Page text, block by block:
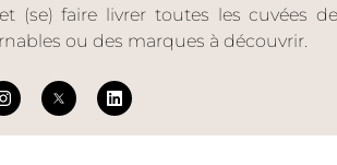
(se) faire livrer toutes les cuvées
ou des marques à découvrir.